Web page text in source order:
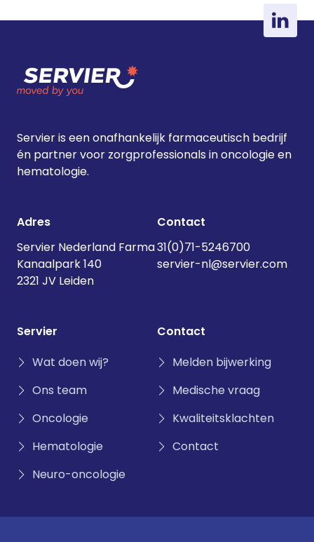
Servier is een onafhankelijk farmaceutisch bedrijf
én partner voor zorgprofessionals in oncologie en
hematologie.
Adres
Servier Nederland Farma
Kanaalpark 140
2321 JV Leiden
Contact
31(0)71-5246700
servier-nl@servier.com
Servier
Wat doen wij?
Ons team
Oncologie
Hematologie
Neuro-oncologie
Contact
Melden bijwerking
Medische vraag
Kwaliteitsklachten
Contact